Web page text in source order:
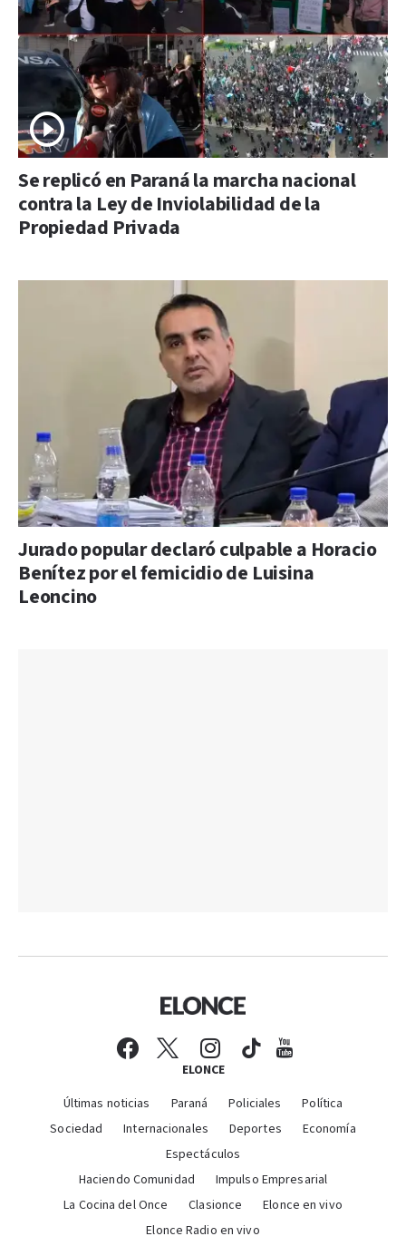
Se replicó en Paraná la marcha nacional
contra la Ley de Inviolabilidad de la
Propiedad Privada
Jurado popular declaró culpable a Horacio
Benítez por el femicidio de Luisina
Leoncino
ELONCE
Últimas noticias Paraná Policiales
Política
Sociedad
Internacionales Deportes
Economía
Espectáculos
Haciendo Comunidad
Impulso Empresarial
La Cocina del Once
Clasionce
Elonce en vivo
Elonce Radio en vivo